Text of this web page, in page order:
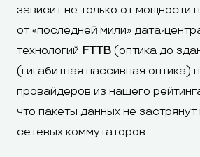
зависит не только от мощности
от «последней мили» дата-
технологий FTTB (оптика до
(гигабитная пассивная оптика)
провайдеров из нашего
что пакеты данных не
сетевых коммутаторов.